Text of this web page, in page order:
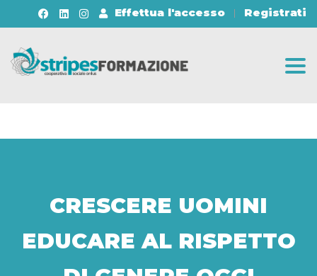
Effettua l'accesso Registrati
CRESCERE UOMINI
EDUCARE AL RISPETTO